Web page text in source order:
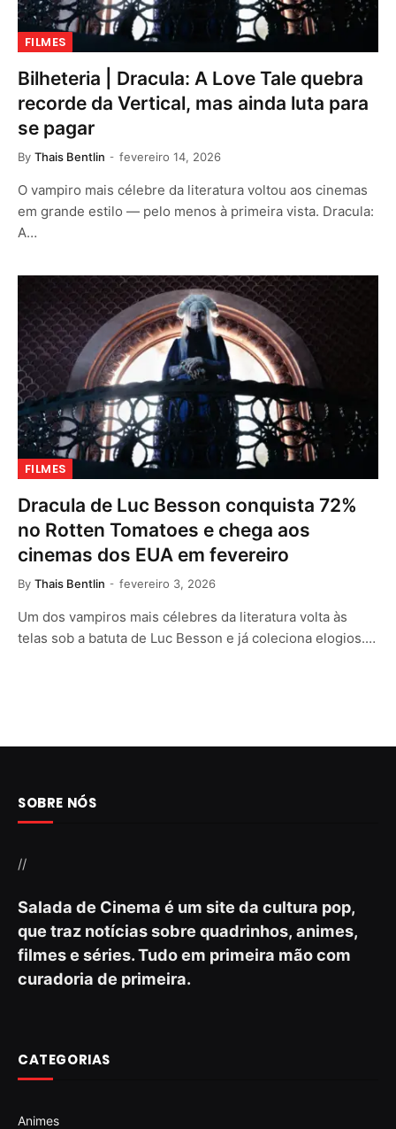
FILMES
Bilheteria | Dracula: A Love Tale quebra
recorde da Vertical, mas ainda luta para
se pagar
By Thais Bentlin fevereiro 14, 2026
O vampiro mais célebre da literatura voltou aos cinemas
em grande estilo — pelo menos à primeira vista. Dracula:
A…
FILMES
Dracula de Luc Besson conquista 72%
no Rotten Tomatoes e chega aos
cinemas dos EUA em fevereiro
By Thais Bentlin fevereiro 3, 2026
Um dos vampiros mais célebres da literatura volta às
telas sob a batuta de Luc Besson e já coleciona elogios.…
SOBRE NÓS
//
Salada de Cinema é um site da cultura pop,
que traz notícias sobre quadrinhos, animes,
filmes e séries. Tudo em primeira mão com
curadoria de primeira.
CATEGORIAS
Animes